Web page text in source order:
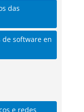
das
software en
e redes